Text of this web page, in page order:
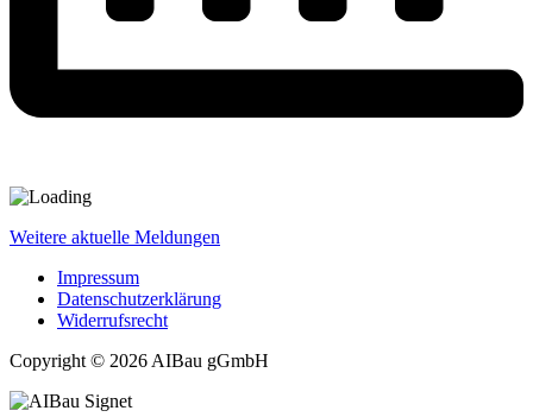
Weitere aktuelle Meldungen
Impressum
Datenschutzerklärung
Widerrufsrecht
Copyright © 2026 AIBau gGmbH